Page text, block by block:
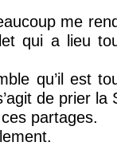
me
qui a lieu
qu’il est
de prier la
partages.